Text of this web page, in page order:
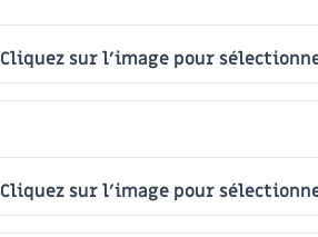
Cliquez sur l'image pour
Cliquez sur l'image pour